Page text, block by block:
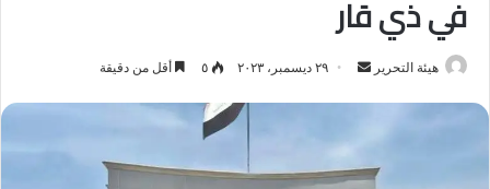
في ذي قار
هيئة التحرير
أرسل ٢٩ ديسمبر، ٢٠٢٣ ٥ أقل من دقيقة